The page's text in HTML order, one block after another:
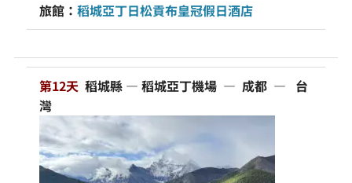
旅館： 稻城亞丁日松貢布皇冠假日酒店
第12天 稻城縣 — 稻城亞丁機場 — 成都 — 台
灣